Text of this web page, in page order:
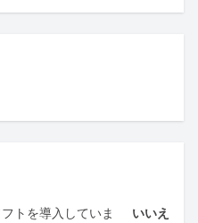
トを導入していま
いいえ